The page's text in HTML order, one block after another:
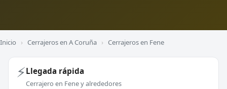
Inicio › Cerrajeros en A Coruña › Cerrajeros en Fene
⚡Llegada rápida
Cerrajero en Fene y alrededores